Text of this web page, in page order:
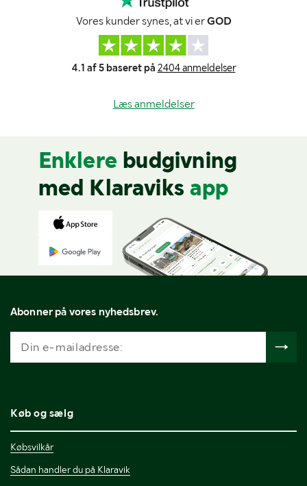
Vores kunder synes, at vi erGOD
4.1 af 5 baseret på 2404 anmeldelser
Læs anmeldelser
Enklere budgivning
med Klaraviks app
Abonner på vores nyhedsbrev.
Køb og sælg
Købsvilkår
Sådan handler du på Klaravik